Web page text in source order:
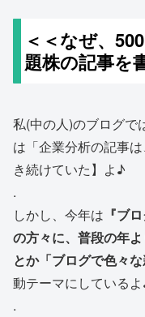
＜＜なぜ、
題株の記事を
私(中の人)のブログで
は「企業分析の記事
き続けていた】よ♪
.
しかし、今年は 『ブ
の方々に、普段の年
とか「ブログで色々
動テーマにしている
.